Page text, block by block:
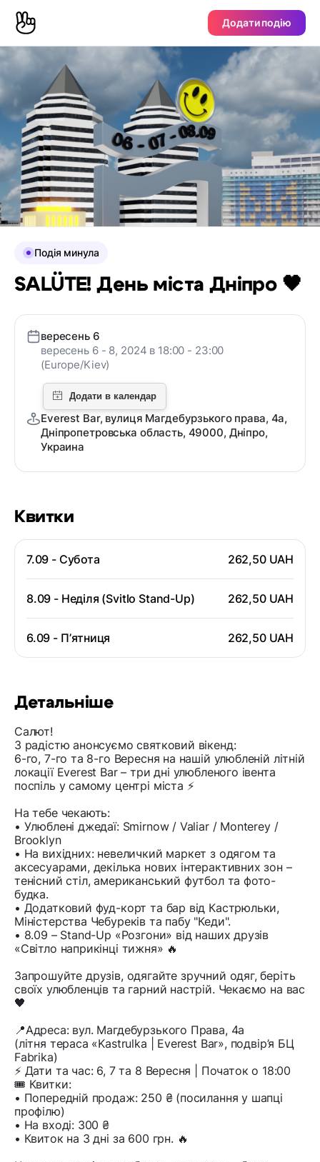
Додати подію
Квитки
7.09 - Субота 262,50 UAH
8.09 - Неділя (Svitlo Stand-Up) 262,50 UAH
6.09 - Пʼятниця 262,50 UAH
Детальніше
Салют!
З радістю анонсуємо святковий вікенд:
6-го, 7-го та 8-го Вересня на нашій улюбленій літній
локації Everest Bar – три дні улюбленого івента
поспіль у самому центрі міста ⚡️
На тебе чекають:
• Улюблені джедаї: Smirnow / Valiar / Monterey /
Brooklyn
• На вихідних: невеличкий маркет з одягом та
аксесуарами, декілька нових інтерактивних зон –
тенісний стіл, американський футбол та фото-
будка.
• Додатковий фуд-корт та бар від Кастрюльки,
Міністерства Чебуреків та пабу "Кеди".
• 8.09 – Stand-Up «Розгони» від наших друзів
«Світло наприкінці тижня» 🔥
Запрошуйте друзів, одягайте зручний одяг, беріть
своїх улюбленців та гарний настрій. Чекаємо на вас
🖤
📍Адреса: вул. Магдебурзького Права, 4а
(літня тераса «Kastrulka | Everest Bar», подвір’я БЦ
Fabrika)
⚡️ Дати та час: 6, 7 та 8 Вересня | Початок о 18:00
🎟️ Квитки:
• Попередній продаж: 250 ₴ (посилання у шапці
профілю)
• На вході: 300 ₴
• Квиток на 3 дні за 600 грн. 🔥
Подія минула
SALÜTE! День міста Дніпро 🖤
вересень 6
вересень 6 - 8, 2024 в 18:00 - 23:00
(Europe/Kiev)
Everest Bar, вулиця Магдебурзького права, 4a,
Дніпропетровська область, 49000, Дніпро,
Украина